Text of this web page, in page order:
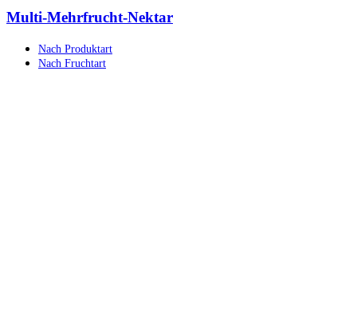
Multi-Mehrfrucht-Nektar
Nach Produktart
Nach Fruchtart